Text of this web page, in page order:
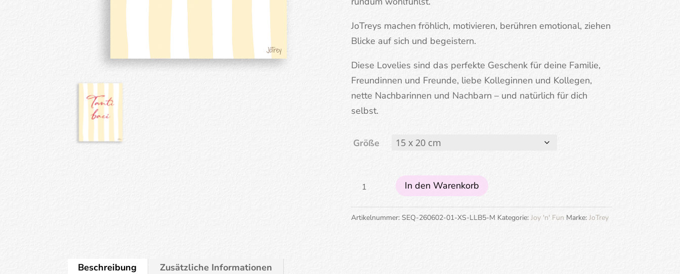
JoTreys machen fröhlich, motivieren, berühren emotional, ziehen
Blicke auf sich und begeistern.
Diese Lovelies sind das perfekte Geschenk für deine Familie,
Freundinnen und Freunde, liebe Kolleginnen und Kollegen,
nette Nachbarinnen und Nachbarn – und natürlich für dich
selbst.
Größe
Tanti
Menge
In den Warenkorb
Artikelnummer: SEQ-260602-01-XS-LLB5-M Kategorie: Joy 'n' Fun Marke: JoTrey
Beschreibung Zusätzliche Informationen